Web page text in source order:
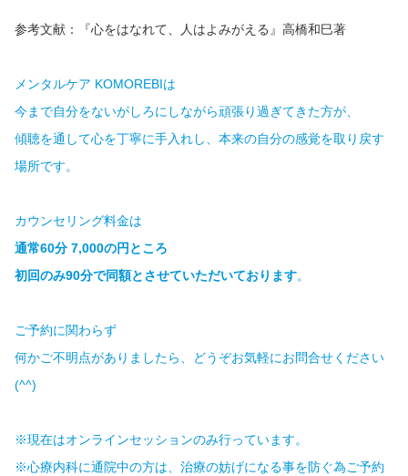
参考文献：『心をはなれて、人はよみがえる』高橋和巳著
メンタルケア KOMOREBIは
今まで自分をないがしろにしながら頑張り過ぎてきた方が、
傾聴を通して心を丁寧に手入れし、本来の自分の感覚を取り戻す
場所です。
カウンセリング料金は
通常60分 7,000の円ところ
初回のみ90分で同額とさせていただいております。
ご予約に関わらず
何かご不明点がありましたら、どうぞお気軽にお問合せください
(^^)
※現在はオンラインセッションのみ行っています。
※心療内科に通院中の方は、治療の妨げになる事を防ぐ為ご予約